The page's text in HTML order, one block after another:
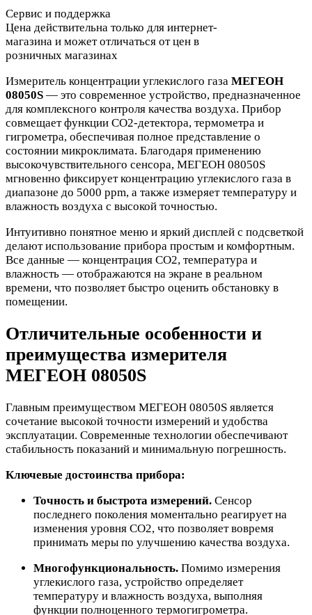
Сервис и поддержка
Цена действительна только для интернет-
магазина и может отличаться от цен в
розничных магазинах
Измеритель концентрации углекислого газа МЕГЕОН
08050S — это современное устройство, предназначенное
для комплексного контроля качества воздуха. Прибор
совмещает функции CO2-детектора, термометра и
гигрометра, обеспечивая полное представление о
состоянии микроклимата. Благодаря применению
высокочувствительного сенсора, МЕГЕОН 08050S
мгновенно фиксирует концентрацию углекислого газа в
диапазоне до 5000 ppm, а также измеряет температуру и
влажность воздуха с высокой точностью.
Интуитивно понятное меню и яркий дисплей с подсветкой
делают использование прибора простым и комфортным.
Все данные — концентрация CO2, температура и
влажность — отображаются на экране в реальном
времени, что позволяет быстро оценить обстановку в
помещении.
Отличительные особенности и
преимущества измерителя
МЕГЕОН 08050S
Главным преимуществом МЕГЕОН 08050S является
сочетание высокой точности измерений и удобства
эксплуатации. Современные технологии обеспечивают
стабильность показаний и минимальную погрешность.
Ключевые достоинства прибора:
Точность и быстрота измерений. Сенсор
последнего поколения моментально реагирует на
изменения уровня CO2, что позволяет вовремя
принимать меры по улучшению качества воздуха.
Многофункциональность. Помимо измерения
углекислого газа, устройство определяет
температуру и влажность воздуха, выполняя
функции полноценного термогигрометра.